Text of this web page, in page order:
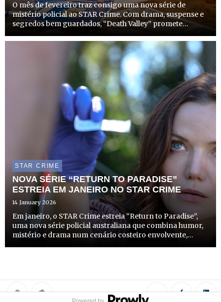
O mês de fevereiro traz consigo uma nova série de
mistério policial ao STAR Crime. Com drama, suspense e
segredos bem guardados, “Death Valley” promete
complexas numa pequena comunidade rural do País de
STAR CRIME
NOVA SÉRIE “RETURN TO PARADISE”
ESTREIA EM JANEIRO NO STAR CRIME
14 January 2026
Em janeiro, o STAR Crime estreia “Return to Paradise”,
uma nova série policial australiana que combina humor,
mistério e drama num cenário costeiro envolvente,